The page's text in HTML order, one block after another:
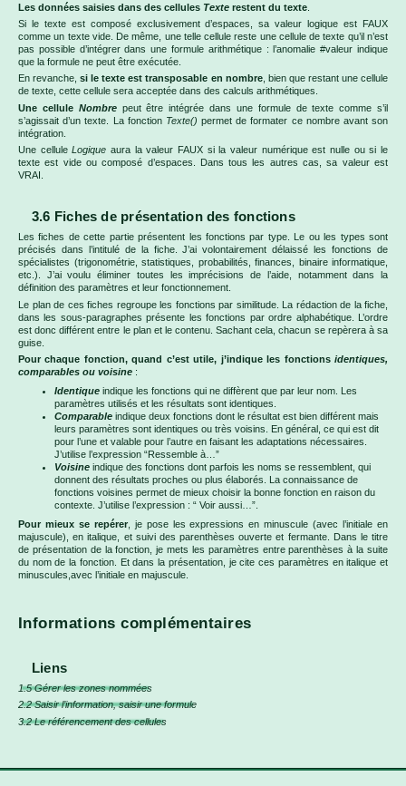
Les données saisies dans des cellules Texte restent du texte
Si le texte est composé exclusivement d’espaces, sa valeur logique est FAUX
comme un texte vide. De même, une telle cellule reste une cellule de texte qu’il n’est
pas possible d’intégrer dans une formule arithmétique : l’anomalie #valeur indique
que la formule ne peut être exécutée.
En revanche,si le texte est transposable en nombre, bien que restant une cellule
de texte, cette cellule sera acceptée dans des calculs arithmétiques.
Une cellule Nombrepeut être intégrée dans une formule de texte comme s’il
s’agissait d’un texte. La fonction Texte()permet de formater ce nombre avant son
intégration.
Une celluleLogique aura la valeur FAUX si la valeur numérique est nulle ou si le
texte est vide ou composé d’espaces. Dans tous les autres cas, sa valeur est
VRAI.
3.6 Fiches de présentation des fonctions
Les fiches de cette partie présentent les fonctions par type. Le ou les types sont
précisés dans l’intitulé de la fiche. J’ai volontairement délaissé les fonctions de
spécialistes (trigonométrie, statistiques, probabilités, finances, binaire informatique,
etc.). J’ai voulu éliminer toutes les imprécisions de l’aide, notamment dans la
définition des paramètres et leur fonctionnement.
Le plan de ces fiches regroupe les fonctions par similitude. La rédaction de la fiche,
dans les sous-paragraphes présente les fonctions par ordre alphabétique. L’ordre
est donc différent entre le plan et le contenu. Sachant cela, chacun se repèrera à sa
guise.
Pour chaque fonction, quand c’est utile, j’indique les fonctions identiques,
comparables ou voisine :
Identique indique les fonctions qui ne diffèrent que par leur nom. Les
paramètres utilisés et les résultats sont identiques.
Comparable indique deux fonctions dont le résultat est bien différent mais
leurs paramètres sont identiques ou très voisins. En général, ce qui est dit
pour l’une et valable pour l’autre en faisant les adaptations nécessaires.
J’utilise l’expression “Ressemble à…”
Voisine indique des fonctions dont parfois les noms se ressemblent, qui
donnent des résultats proches ou plus élaborés. La connaissance de
fonctions voisines permet de mieux choisir la bonne fonction en raison du
contexte. J’utilise l’expression : “ Voir aussi…”.
Pour mieux se repérer, je pose les expressions en minuscule (avec l’initiale en
majuscule), en italique, et suivi des parenthèses ouverte et fermante. Dans le titre
de présentation de la fonction, je mets les paramètres entre parenthèses à la suite
du nom de la fonction. Et dans la présentation, je cite ces paramètres en italique et
minuscules,avec l’initiale en majuscule.
Informations complémentaires
Liens
1.5 Gérer les zones nommées
2.2 Saisir l’information, saisir une formule
3.2 Le référencement des cellules